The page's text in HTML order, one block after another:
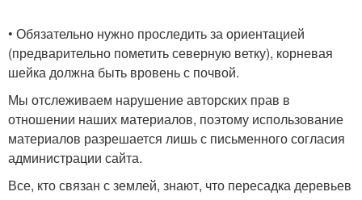
• Обязательно нужно проследить за ориентацией
(предварительно пометить северную ветку), корневая
шейка должна быть вровень с почвой.
Мы отслеживаем нарушение авторских прав в
отношении наших материалов, поэтому использование
материалов разрешается лишь с письменного согласия
администрации сайта.
Все, кто связан с землей, знают, что пересадка деревьев